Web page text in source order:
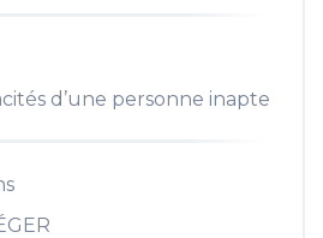
d’une personne inapte